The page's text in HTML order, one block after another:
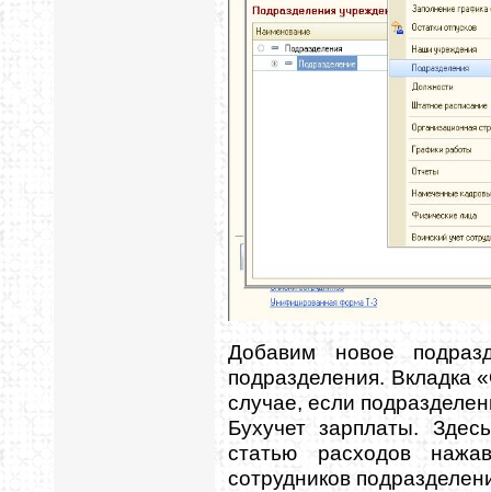
Добавим новое
подразделения. Вкладка
случае, если
Бухучет зарплаты.
статью расходов
сотрудников